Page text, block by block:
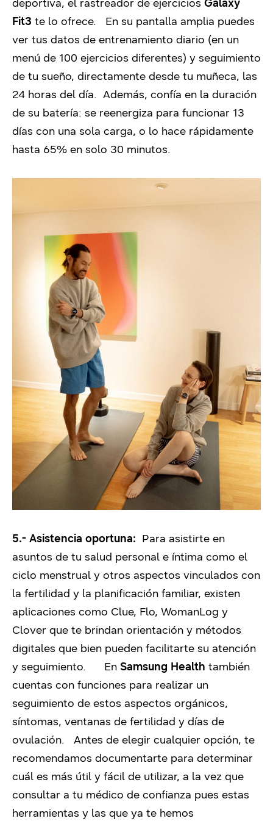
deportiva, el rastreador de ejercicios Galaxy
Fit3 te lo ofrece. En su pantalla amplia puedes
ver tus datos de entrenamiento diario (en un
menú de 100 ejercicios diferentes) y seguimiento
de tu sueño, directamente desde tu muñeca, las
24 horas del día. Además, confía en la duración
de su batería: se reenergiza para funcionar 13
días con una sola carga, o lo hace rápidamente
hasta 65% en solo 30 minutos.
5.- Asistencia oportuna: Para asistirte en
asuntos de tu salud personal e íntima como el
ciclo menstrual y otros aspectos vinculados con
la fertilidad y la planificación familiar, existen
aplicaciones como Clue, Flo, WomanLog y
Clover que te brindan orientación y métodos
digitales que bien pueden facilitarte su atención
y seguimiento. En Samsung Health también
cuentas con funciones para realizar un
seguimiento de estos aspectos orgánicos,
síntomas, ventanas de fertilidad y días de
ovulación. Antes de elegir cualquier opción, te
recomendamos documentarte para determinar
cuál es más útil y fácil de utilizar, a la vez que
consultar a tu médico de confianza pues estas
herramientas y las que ya te hemos